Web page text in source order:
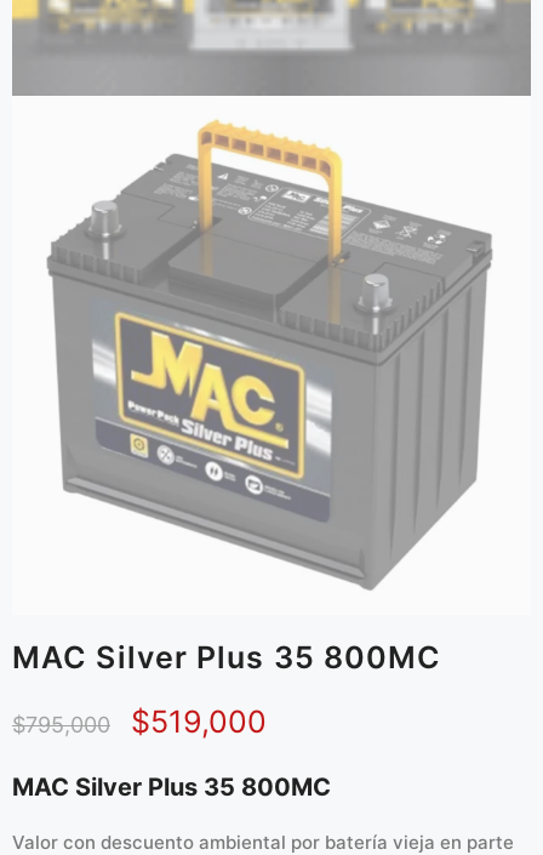
MAC Silver Plus 35 800MC
$795,000 $519,000
MAC Silver Plus 35 800MC
Valor con descuento ambiental por batería vieja en parte